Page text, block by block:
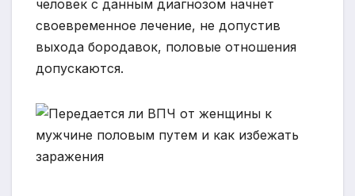
человек с данным диагнозом начнет
своевременное лечение, не допустив
выхода бородавок, половые отношения
допускаются.